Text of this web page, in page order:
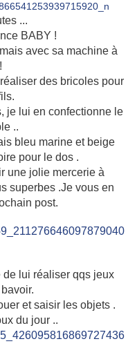
...
BABY !
avec sa machine à
des bricoles pour
je lui en confectionne le
..
bleu marine et beige
pour le dos .
une jolie mercerie à
superbes .Je vous en
post.
de lui réaliser qqs jeux
et saisir les objets .
du jour ..